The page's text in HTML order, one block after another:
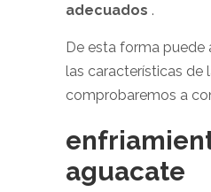
adecuados .
De esta forma puede
las características de
comprobaremos a
aguacate